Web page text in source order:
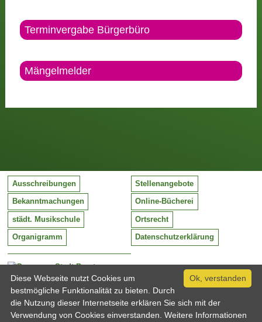
Terminvergabe Bürgerbüro
Mängelmelder
Stadt Barntrup
Mittelstraße 38
32683 Barntrup
Tel:
Email:
05263 / 409-0
info@barntrup.de
Ausschreibungen Stellenangebote
Bekanntmachungen Online-Bücherei
städt. Musikschule Ortsrecht
Organigramm Datenschutzerklärung
Ok, verstanden
Diese Webseite nutzt Cookies um
bestmögliche Funktionalität zu bieten. Durch
die Nutzung dieser Internetseite erklären Sie sich mit der
Verwendung von Cookies einverstanden. Weitere Informationen